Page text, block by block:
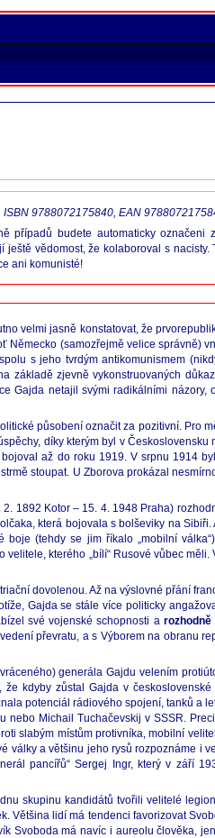
9788072175840, EAN
případů budete automaticky
vědomost, že kolaboroval s
ani komunisté!
velmi jasně konstatovat, že
Německo (samozřejmě velice správně)
s jeho tvrdým antikomunismem
zjevně vykonstruovaných
Gajda netajil svými radikálními názory,
působení označit za pozitivní. Pro
díky kterým byl v
až do roku 1919. V srpnu 1914
stoupat. U Zborova prokázal
1892 Kotor – 15. 4. 1948 Praha)
která bojovala s bolševiky na
(tehdy se jim říkalo „mobilní
kterého „bílí“ Rusové vůbec
dovolenou. Až na výslovné přání
Gajda se stále více politicky
své vojenské schopnosti a
převratu, a s Výborem na obranu
generála Gajdu velením
kdyby zůstal Gajda v
potenciál rádiového spojení, tanků a
Michail Tuchačevskij v SSSR.
slabým místům protivníka, mobilní
a většinu jeho rysů rozpoznáme i
pancířů“ Sergej Ingr, který v září
skupinu kandidátů tvořili velitelé
Většina lidí má tendenci favorizovat
má navíc i aureolu člověka,